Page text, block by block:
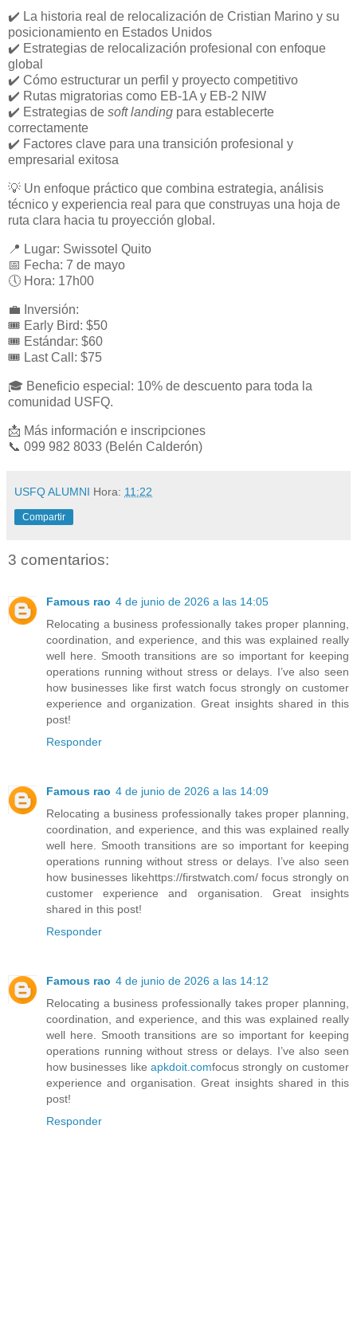
✔️ La historia real de relocalización de Cristian Marino y su
posicionamiento en Estados Unidos
✔️ Estrategias de relocalización profesional con enfoque
global
✔️ Cómo estructurar un perfil y proyecto competitivo
✔️ Rutas migratorias como EB-1A y EB-2 NIW
✔️ Estrategias de soft landing para establecerte
correctamente
✔️ Factores clave para una transición profesional y
empresarial exitosa
💡 Un enfoque práctico que combina estrategia, análisis
técnico y experiencia real para que construyas una hoja de
ruta clara hacia tu proyección global.
📍 Lugar: Swissotel Quito
📅 Fecha: 7 de mayo
🕔 Hora: 17h00
💼 Inversión:
🎟️ Early Bird: $50
🎟️ Estándar: $60
🎟️ Last Call: $75
🎓 Beneficio especial: 10% de descuento para toda la
comunidad USFQ.
📩 Más información e inscripciones
📞 099 982 8033 (Belén Calderón)
USFQ ALUMNI Hora: 11:22
Compartir
3 comentarios:
Famous rao 4 de junio de 2026 a las 14:05
Relocating a business professionally takes proper planning,
coordination, and experience, and this was explained really
well here. Smooth transitions are so important for keeping
operations running without stress or delays. I’ve also seen
how businesses like first watch focus strongly on customer
experience and organization. Great insights shared in this
post!
Responder
Famous rao 4 de junio de 2026 a las 14:09
Relocating a business professionally takes proper planning,
coordination, and experience, and this was explained really
well here. Smooth transitions are so important for keeping
operations running without stress or delays. I’ve also seen
how businesses likehttps://firstwatch.com/ focus strongly on
customer experience and organisation. Great insights
shared in this post!
Responder
Famous rao 4 de junio de 2026 a las 14:12
Relocating a business professionally takes proper planning,
coordination, and experience, and this was explained really
well here. Smooth transitions are so important for keeping
operations running without stress or delays. I’ve also seen
how businesses like apkdoit.comfocus strongly on customer
experience and organisation. Great insights shared in this
post!
Responder